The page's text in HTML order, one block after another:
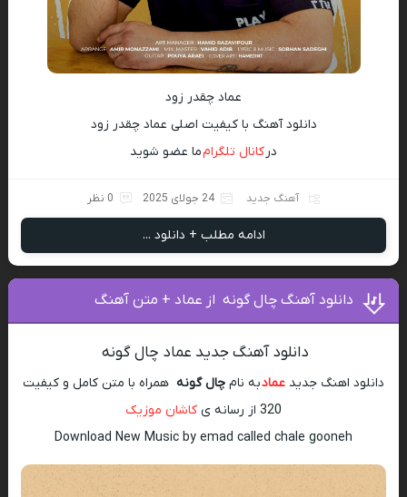
عماد چقدر زود
دانلود آهنگ با کیفیت اصلی عماد چقدر زود
درکانال تلگرامما عضو شوید
آهنگ جدید 24 جولای 2025 0 نظر
ادامه مطلب + دانلود ...
دانلود آهنگ چال گونه ‌ از عماد + متن آهنگ
دانلود آهنگ جدید عماد چال گونه ‌
دانلود اهنگ جدید عمادبه نام چال گونه ‌ همراه با متن کامل و کیفیت
320 از رسانه ی
کاشان موزیک
Download New Music by emad called chale gooneh